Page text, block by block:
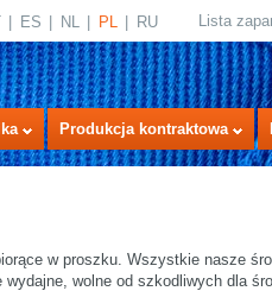
ES NL PL RU Lista
Produkcja kontraktowa
w proszku. Wszystkie nasze
wolne od szkodliwych dla